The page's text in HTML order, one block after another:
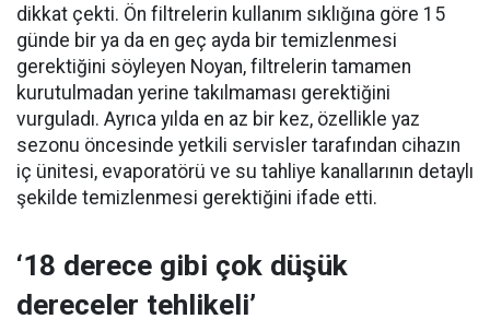
dikkat çekti. Ön filtrelerin kullanım sıklığına göre 15
günde bir ya da en geç ayda bir temizlenmesi
gerektiğini söyleyen Noyan, filtrelerin tamamen
kurutulmadan yerine takılmaması gerektiğini
vurguladı. Ayrıca yılda en az bir kez, özellikle yaz
sezonu öncesinde yetkili servisler tarafından cihazın
iç ünitesi, evaporatörü ve su tahliye kanallarının detaylı
şekilde temizlenmesi gerektiğini ifade etti.
‘18 derece gibi çok düşük
dereceler tehlikeli’